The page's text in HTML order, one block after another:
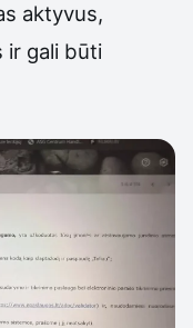
aktyvus,
ir gali būti